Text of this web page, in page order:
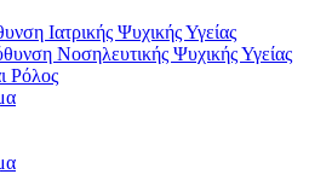
Ιατρικής Ψυχικής Υγείας
Νοσηλευτικής Ψυχικής Υγείας
Ρόλος